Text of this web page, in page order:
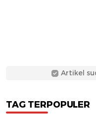
Artikel
TAG TERPOPULER